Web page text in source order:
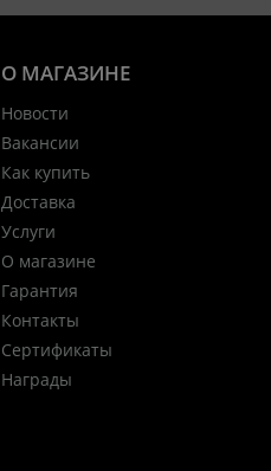
О МАГАЗИНЕ
Новости
Вакансии
Как купить
Доставка
Услуги
О магазине
Гарантия
Контакты
Сертификаты
Награды